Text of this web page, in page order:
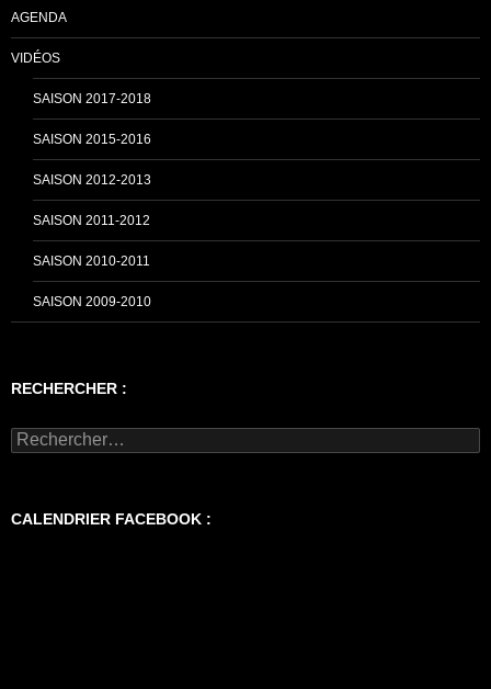
AGENDA
VIDÉOS
SAISON 2017-2018
SAISON 2015-2016
SAISON 2012-2013
SAISON 2011-2012
SAISON 2010-2011
SAISON 2009-2010
RECHERCHER :
Rechercher :
CALENDRIER FACEBOOK :